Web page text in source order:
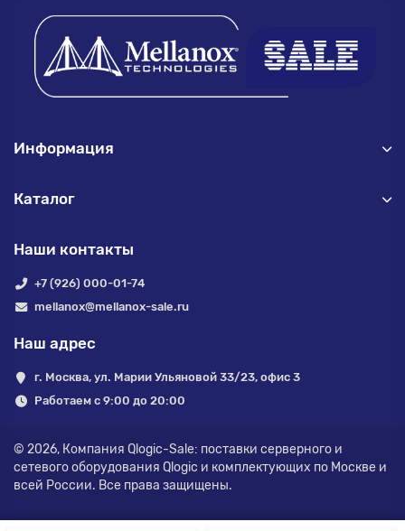
Информация
Каталог
Наши контакты
+7 (926) 000-01-74
mellanox@mellanox-sale.ru
Наш адрес
г. Москва, ул. Марии Ульяновой 33/23, офис 3
Работаем с 9:00 до 20:00
© 2026, Компания Qlogic-Sale: поставки серверного и
сетевого оборудования Qlogic и комплектующих по Москве и
всей России. Все права защищены.